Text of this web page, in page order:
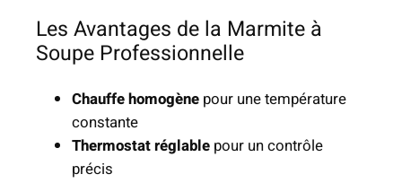
l
e
Les Avantages de la Marmite à
Soupe Professionnelle
Chauffe homogène pour une température
constante
Thermostat réglable pour un contrôle
précis